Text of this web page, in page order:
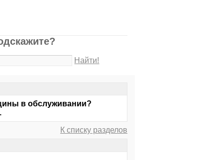
Найти!
в обслуживании?
К списку разделов